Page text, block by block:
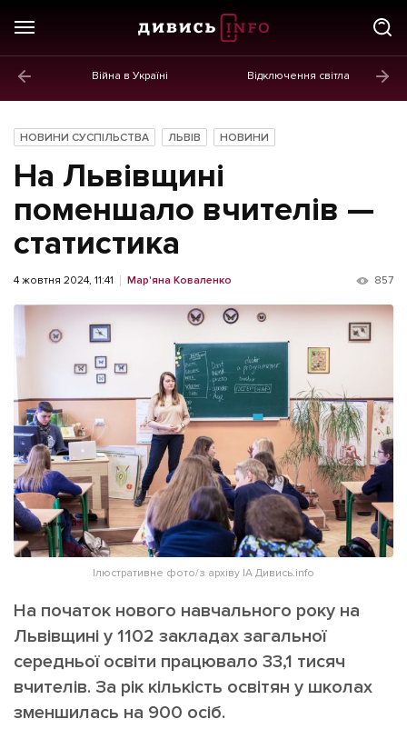
Війна в Україні Відключення світла
Новини
Політика
Економіка
Бізнес
Життя
Культура
Афіша
ІНШЕ
Інтерв'ю
Картки
Репортаж
Розслідування
Лонгріди
Прес-релізи
Фото/Відео
Made in Lviv
Зв'язатися з нами
[email protected] Реклама на сайті
НОВИНИ СУСПІЛЬСТВА ЛЬВІВ НОВИНИ
На Львівщині
поменшало вчителів —
статистика
4 жовтня 2024, 11:41 Мар'яна Коваленко 857
Ілюстративне фото/з архіву ІА Дивись.info
На початок нового навчального року на
Львівщині у 1102 закладах загальної
середньої освіти працювало 33,1 тисяч
вчителів. За рік кількість освітян у школах
зменшилась на 900 осіб.